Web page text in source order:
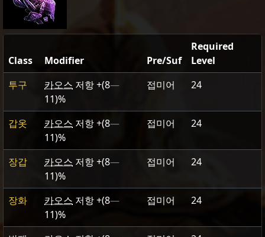
Class Modifier Pre/Suf
Required
Level
투구
카오스 저항+(8—
11)%
접미어 24
갑옷 카오스 저항+(8—
11)%
접미어 24
장갑 카오스 저항+(8—
11)%
접미어 24
장화 카오스 저항+(8—
11)%
접미어 24